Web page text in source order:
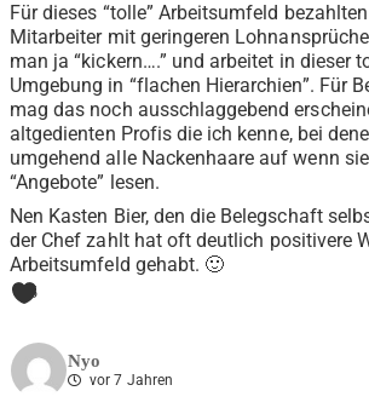
Für dieses “tolle” Arbeitsumfeld
Mitarbeiter mit geringeren
man ja “kickern….” und arbeitet in dieser
Umgebung in “flachen Hierarchien”. Für
mag das noch ausschlaggebend
altgedienten Profis die ich kenne, bei
umgehend alle Nackenhaare auf wenn
“Angebote” lesen.
Nen Kasten Bier, den die Belegschaft
der Chef zahlt hat oft deutlich positivere
Arbeitsumfeld gehabt. 🙂
5
Nyo
vor 7 Jahren